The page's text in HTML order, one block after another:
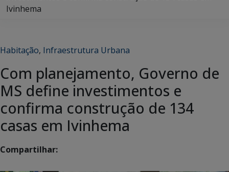
Ivinhema
Habitação, Infraestrutura Urbana
Com planejamento, Governo de
MS define investimentos e
confirma construção de 134
casas em Ivinhema
Compartilhar: